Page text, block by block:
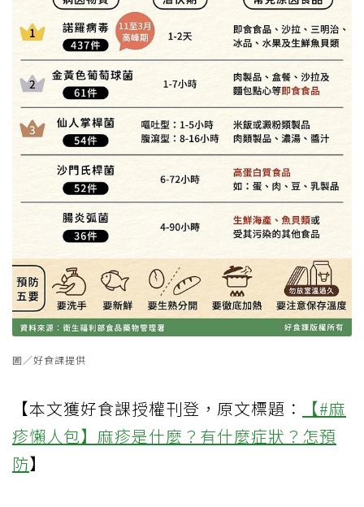
圖／好食課提供
【本文獲好食課授權刊登，原文標題：
【#麻
疹懶人包】麻疹是什麼？有什麼症狀？怎預
防】